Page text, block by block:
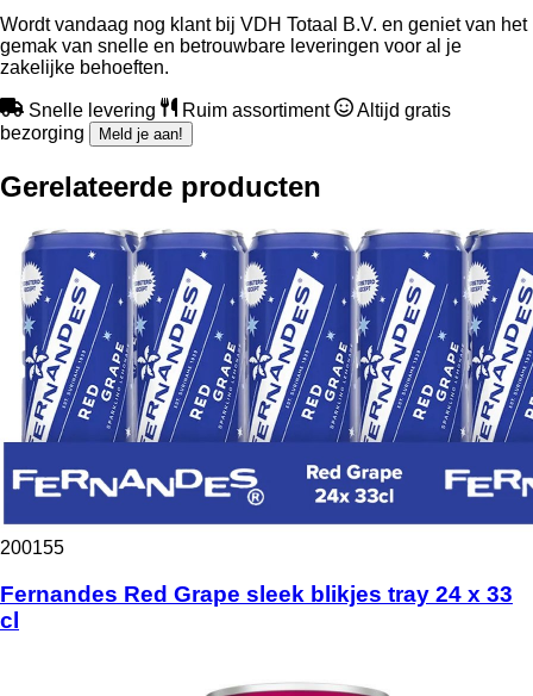
Wordt vandaag nog klant bij VDH Totaal B.V. en geniet van het
gemak van snelle en betrouwbare leveringen voor al je
zakelijke behoeften.
Snelle levering Ruim assortiment
Altijd gratis
bezorging
Meld je aan!
Gerelateerde producten
200155
Fernandes Red Grape sleek blikjes tray 24 x 33
cl